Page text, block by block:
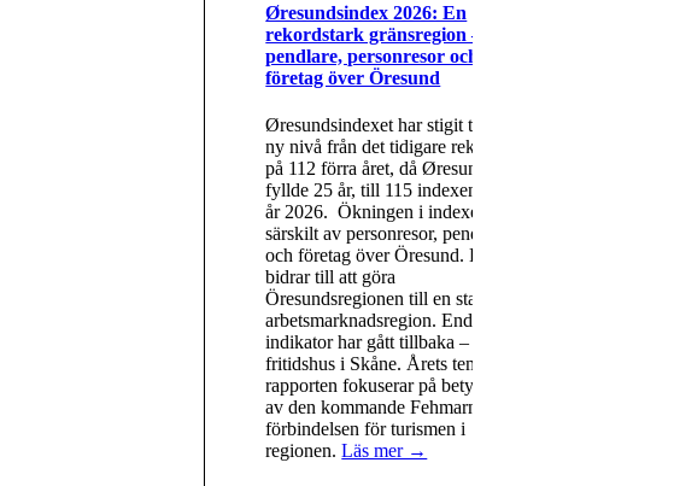
Øresundsindex 2026: En
rekordstark gränsregion – fler
pendlare, personresor och
företag över Öresund
Øresundsindexet har stigit till en
ny nivå från det tidigare rekordet
på 112 förra året, då Øresundsbron
fyllde 25 år, till 115 indexenheter
år 2026. Ökningen i indexet drivs
särskilt av personresor, pendlare
och företag över Öresund. Det
bidrar till att göra
Öresundsregionen till en starkare
arbetsmarknadsregion. Endast en
indikator har gått tillbaka – danska
fritidshus i Skåne. Årets tema i
rapporten fokuserar på betydelsen
av den kommande Fehmarn Bält-
förbindelsen för turismen i
regionen.Läs mer →